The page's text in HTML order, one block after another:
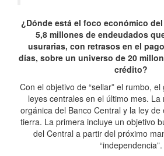
¿Dónde está el foco económico
5,8 millones de endeudados
usurarias, con retrasos en el
días, sobre un universo de 20
crédito?
Con el objetivo de “sellar” el rumbo,
leyes centrales en el último mes.
orgánica del Banco Central y la ley
tierra. La primera incluye un objetivo
del Central a partir del próximo
“independencia”.